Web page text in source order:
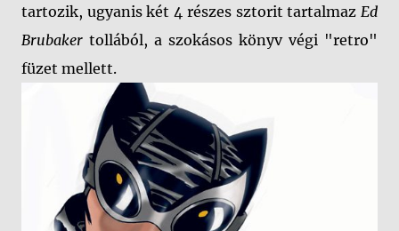
tartozik, ugyanis két 4 részes sztorit tartalmaz Ed
Brubaker tollából, a szokásos könyv végi "retro"
füzet mellett.